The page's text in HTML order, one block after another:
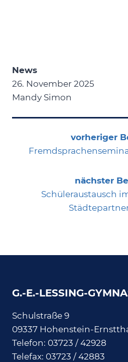
News
26. November 2025
Mandy Simon
vorheriger
nächster
Schüleraustausch
G.-E.-LESSING-
Schulstraße 9
09337 Hohenstein-
Telefon: 03723 / 42928
Telefax: 03723 / 42883